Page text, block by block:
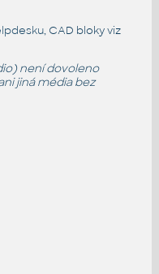
, CAD bloky viz
není dovoleno
jiná média bez